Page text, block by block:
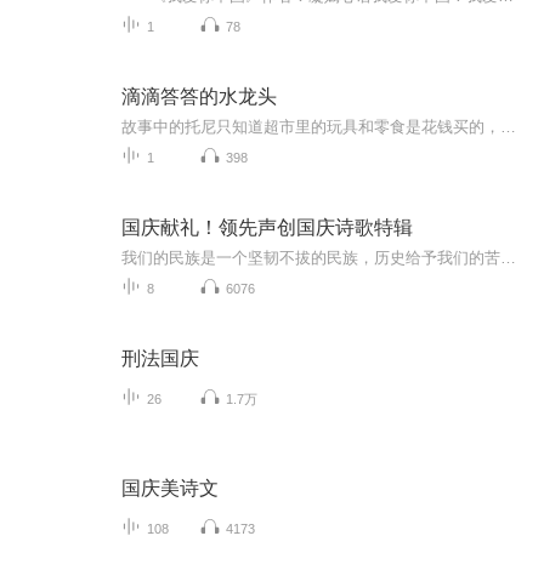
1 78
滴滴答答的水龙头
1 398
国庆献礼！领先声创国庆诗歌特辑
8 6076
刑法国庆
26 1.7万
国庆美诗文
108 4173